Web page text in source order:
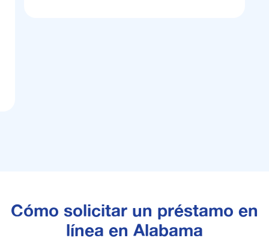
Cómo solicitar un préstamo en
línea en Alabama